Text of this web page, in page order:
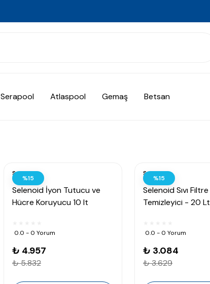
Serapool Atlaspool Gemaş Betsan
%15
Selenoid
Selenoid İyon Tutucu ve
Hücre Koruyucu 10 lt
0.0 - 0 Yorum
₺ 4.957
₺ 5.832
%15
Selenoid
Selenoid Sıvı Filtre
Temizleyici - 20 Lt
0.0 - 0 Yorum
₺ 3.084
₺ 3.629